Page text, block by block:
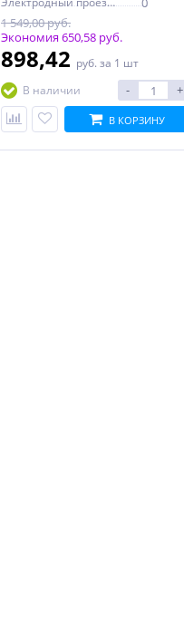
1 549,00 руб.
Экономия 650,58 руб.
898,42 руб. за 1 шт
В наличии
- +
В КОРЗИНУ